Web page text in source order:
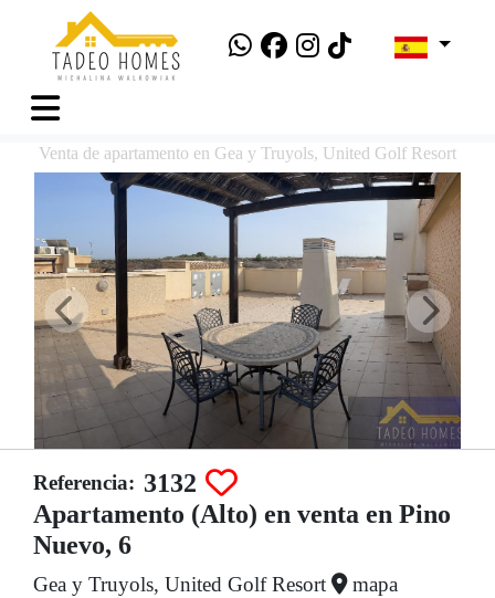
Venta de apartamento en Gea y Truyols, United Golf Resort
Referencia: 3132
Apartamento (Alto) en venta en Pino
Nuevo, 6
Gea y Truyols, United Golf Resort mapa